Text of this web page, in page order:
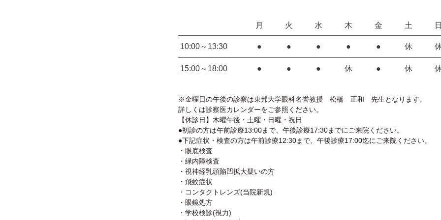
月 火 水 木 金 土 日
10:00～13:30 ● ● ● ● ● 休
15:00～18:00 ● ● ● 休 ● 休
※金曜日の午後の診察は東邦大学眼科名誉教授 松橋 正和 先生となります。
詳しくは診察医カレンダーをご参照ください。
【休診日】木曜午後・土曜・日曜・祝日
●初診の方は午前診療13:00まで、午後診療17:30までにご来院ください。
●下記症状・検査の方は午前診療12:30まで、午後診療17:00迄にご来院ください。
・眼底検査
・緑内障検査
・視神経乳頭陥凹拡大疑いの方
・飛蚊症状
・コンタクトレンズ(当院新規)
・眼鏡処方
・学校検診(視力)